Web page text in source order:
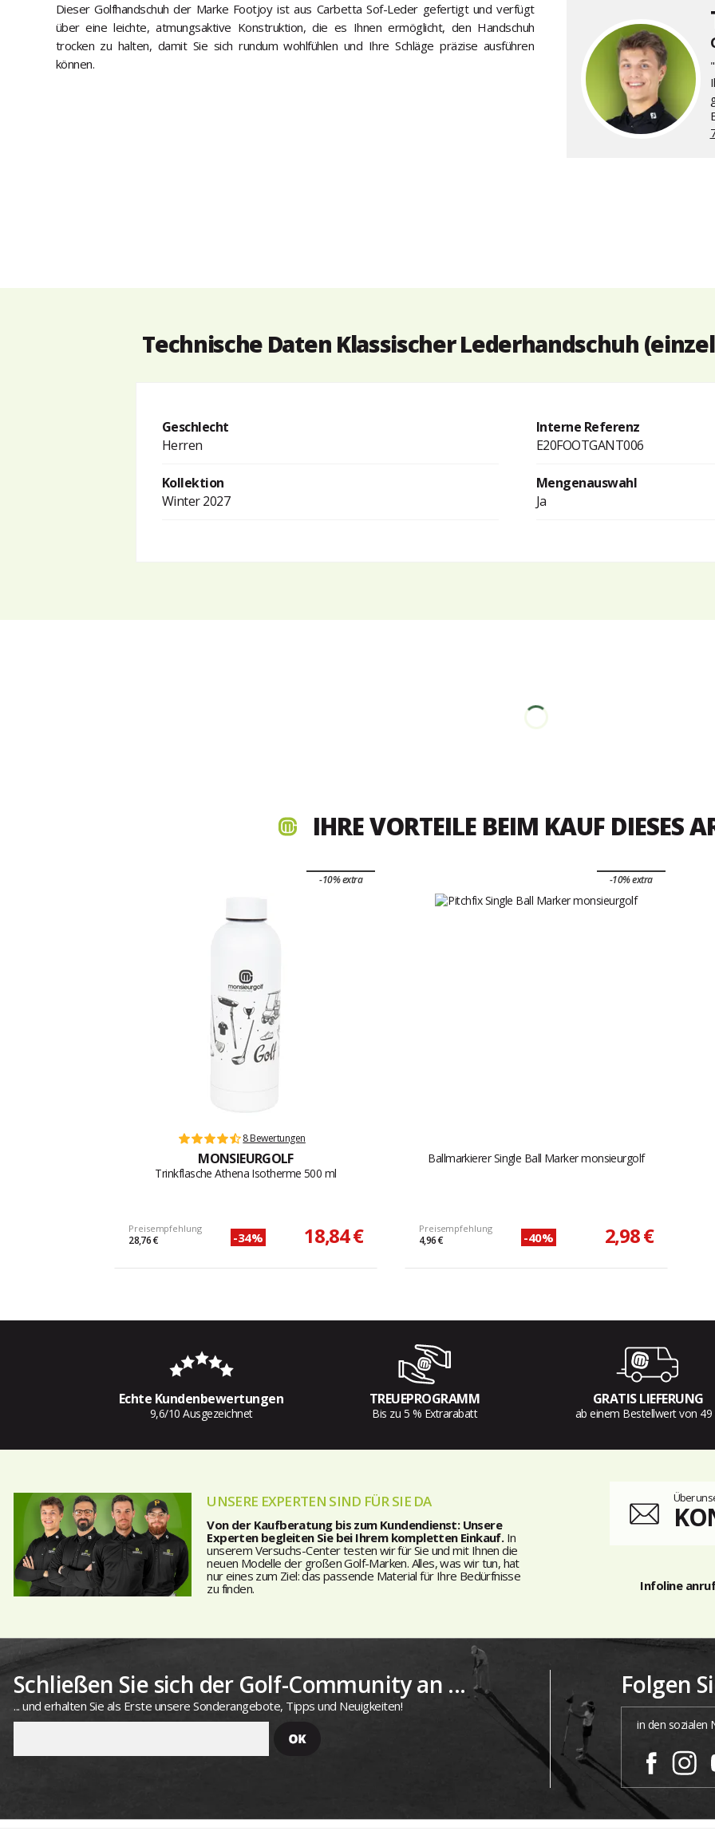
Dieser Golfhandschuh der Marke Footjoy ist aus Carbetta Sof-Leder gefertigt und verfügt
über eine leichte, atmungsaktive Konstruktion, die es Ihnen ermöglicht, den Handschuh
trocken zu halten, damit Sie sich rundum wohlfühlen und Ihre Schläge präzise ausführen
können.
Technische Daten Klassischer Lederhandschuh
Geschlecht
Herren
Interne Referenz
E20FOOTGANT006
Kollektion
Winter 2027
Mengenauswahl
Ja
IHRE VORTEILE BEIM KAUF DIESES
-10% extra
8 Bewertungen
MONSIEURGOLF
Trinkflasche Athena Isotherme 500 ml
Preisempfehlung
28,76 € -34% 18,84 €
-10% extra
Ballmarkierer Single Ball Marker monsieurgolf
Preisempfehlung
4,96 € -40% 2,98 €
Echte Kundenbewertungen
9,6/10 Ausgezeichnet
TREUEPROGRAMM
Bis zu 5 % Extrarabatt
GRATIS LIEFERUNG
ab einem Bestellwert von 49
UNSERE EXPERTEN SIND FÜR SIE DA
Von der Kaufberatung bis zum Kundendienst: Unsere
Experten begleiten Sie bei Ihrem kompletten Einkauf.In
unserem Versuchs-Center testen wir für Sie und mit Ihnen die
neuen Modelle der großen Golf-Marken. Alles, was wir tun, hat
nur eines zum Ziel: das passende Material für Ihre Bedürfnisse
zu finden.
Über
Infoline
Schließen Sie sich der Golf-Community an ...
... und erhalten Sie als Erste unsere Sonderangebote, Tipps und Neuigkeiten!
Folgen
in den sozialen